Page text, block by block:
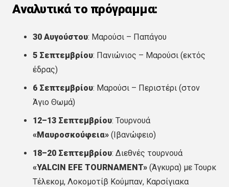
Αναλυτικά το πρόγραμμα:
30 Αυγούστου: Μαρούσι – Παπάγου
5 Σεπτεμβρίου: Πανιώνιος – Μαρούσι (εκτός
έδρας)
6 Σεπτεμβρίου: Μαρούσι – Περιστέρι (στον
Άγιο Θωμά)
12–13 Σεπτεμβρίου: Τουρνουά
«Μαυροσκούφεια» (Ιβανώφειο)
18–20 Σεπτεμβρίου: Διεθνές τουρνουά
«YALCIN EFE TOURNAMENT» (Άγκυρα) με Τουρκ
Τέλεκομ, Λοκομοτίβ Κούμπαν, Καρσίγιακα